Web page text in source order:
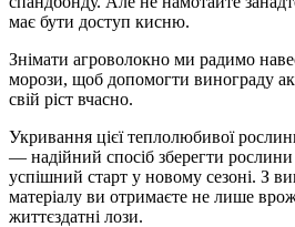
має бути доступ кисню.
Знімати агроволокно ми радимо
морози, щоб допомогти винограду
свій ріст вчасно.
Укривання цієї теплолюбивої
— надійний спосіб зберегти рослини
успішний старт у новому сезоні. З
матеріалу ви отримаєте не лише
життєздатні лози.